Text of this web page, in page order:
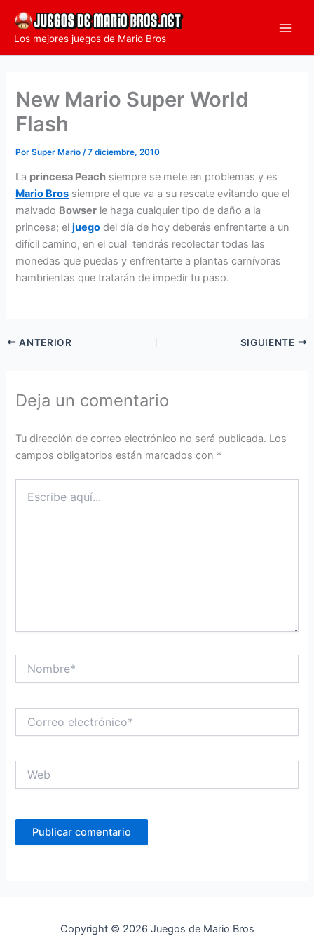
contenido
Los mejores juegos de Mario Bros
New Mario Super World
Flash
PorSuper Mario/7 diciembre, 2010
La princesa Peach siempre se mete en problemas y es
Mario Bros siempre el que va a su rescate evitando que el
malvado Bowser le haga cualquier tipo de daño a la
princesa; eljuego del día de hoy deberás enfrentarte a un
difícil camino, en el cual tendrás recolectar todas las
monedas que puedas y enfrentarte a plantas carnívoras
hambrientas que tratarán de impedir tu paso.
ANTERIOR SIGUIENTE
Deja un comentario
Tu dirección de correo electrónico no será publicada. Los
campos obligatorios están marcados con *
aquí...
electrónico*
Copyright © 2026 Juegos de Mario Bros